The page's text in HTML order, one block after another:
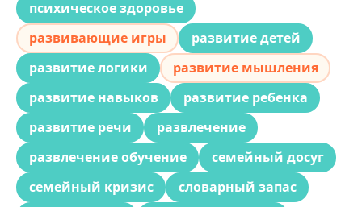
психическое здоровье
развивающие игры
развитие детей
развитие логики
развитие мышления
развитие навыков
развитие ребенка
развитие речи
развлечение
развлечение обучение
семейный досуг
семейный кризис
словарный запас